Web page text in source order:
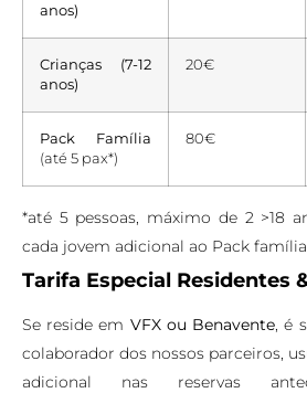
anos)
Crianças (7-12
anos)
20€
Pack Família
(até 5 pax*)
80€
*até 5 pessoas, máximo de 2 >18
cada jovem adicional ao Pack
Tarifa Especial Residentes
Se reside em VFX ou Benavente, é
colaborador dos nossos parceiros,
adicional nas reservas